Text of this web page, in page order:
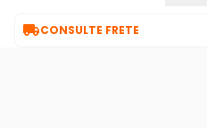
CONSULTE FRETE